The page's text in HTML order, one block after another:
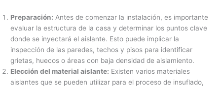
Preparación: Antes de comenzar la instalación, es importante
evaluar la estructura de la casa y determinar los puntos clave
donde se inyectará el aislante. Esto puede implicar la
inspección de las paredes, techos y pisos para identificar
grietas, huecos o áreas con baja densidad de aislamiento.
Elección del material aislante: Existen varios materiales
aislantes que se pueden utilizar para el proceso de insuflado,